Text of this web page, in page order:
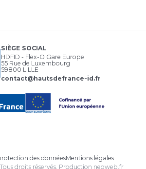
SIÈGE SOCIAL
HDFID - Flex-O Gare Europe
55 Rue de Luxembourg
59800 LILLE
contact@hautsdefrance-id.fr
des donnéesMentions légales
droits réservés. Production neoweb.fr